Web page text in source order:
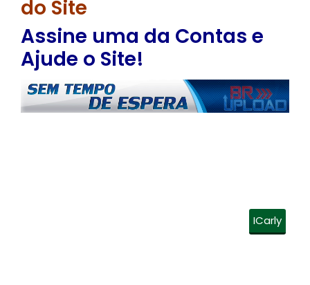
do Site
Assine uma da Contas e
Ajude o Site!
ICarly